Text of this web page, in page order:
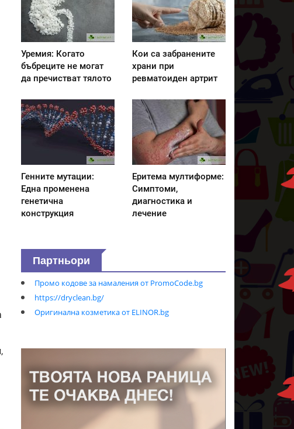
Уремия: Когато
бъбреците не могат
да пречистват тялото
Кои са забранените
храни при
ревматоиден артрит
Генните мутации:
Една променена
генетична
конструкция
Еритема мултиформе:
Симптоми,
диагностика и
лечение
Партньори
Промо кодове за намаления от PromoCode.bg
https://dryclean.bg/
Оригинална козметика от ELINOR.bg